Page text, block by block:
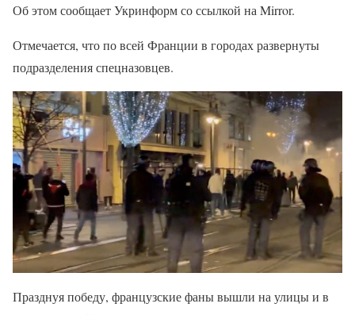
Об этом сообщает Укринформ со ссылкой на Mirror.
Отмечается, что по всей Франции в городах развернуты
подразделения спецназовцев.
Празднуя победу, французские фаны вышли на улицы и в